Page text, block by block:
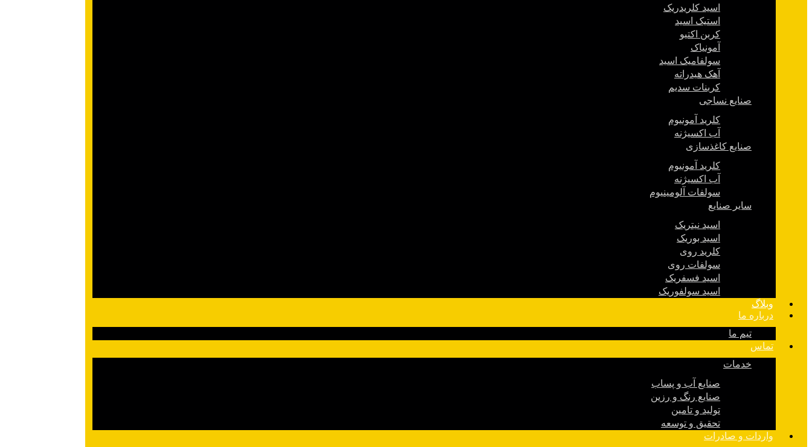
اسید کلریدریک
استیک اسید
کربن اکتیو
آمونیاک
سولفامیک اسید
آهک هیدراته
کربنات سدیم
صنایع نساجی
کلرید آمونیوم
آب اکسیژنه
صنایع کاغذسازی
کلرید آمونیوم
آب اکسیژنه
سولفات آلومینیوم
سایر صنایع
اسید نیتریک
اسید بوریک
کلرید روی
سولفات روی
اسید فسفریک
اسید سولفوریک
وبلاگ
درباره ما
تیم ما
تماس
خدمات
صنایع آب و پساب
صنایع رنگ و رزین
تولید و تامین
تحقیق و توسعه
واردات و صادرات